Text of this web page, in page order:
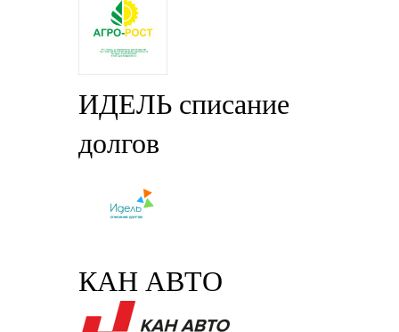
ИДЕЛЬ списание
долгов
КАН АВТО